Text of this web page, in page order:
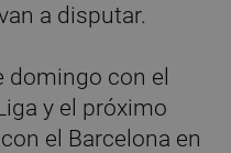
a disputar.
domingo con el
y el próximo
el Barcelona en